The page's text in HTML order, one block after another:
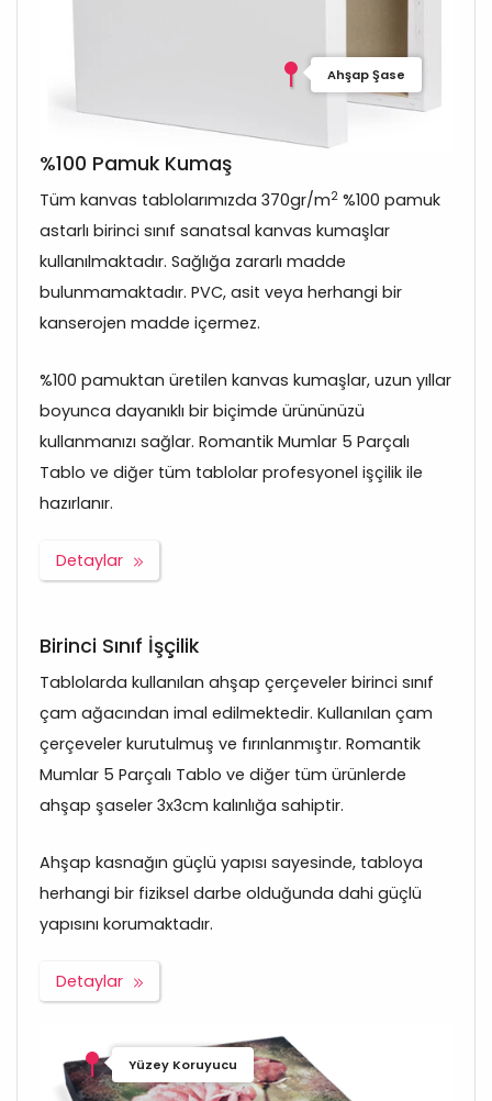
Ahşap Şase
%100 Pamuk Kumaş
Tüm kanvas tablolarımızda 370gr/m2 %100 pamuk
astarlı birinci sınıf sanatsal kanvas kumaşlar
kullanılmaktadır. Sağlığa zararlı madde
bulunmamaktadır. PVC, asit veya herhangi bir
kanserojen madde içermez.
%100 pamuktan üretilen kanvas kumaşlar, uzun yıllar
boyunca dayanıklı bir biçimde ürününüzü
kullanmanızı sağlar. Romantik Mumlar 5 Parçalı
Tablo ve diğer tüm tablolar profesyonel işçilik ile
hazırlanır.
Detaylar
Birinci Sınıf İşçilik
Tablolarda kullanılan ahşap çerçeveler birinci sınıf
çam ağacından imal edilmektedir. Kullanılan çam
çerçeveler kurutulmuş ve fırınlanmıştır. Romantik
Mumlar 5 Parçalı Tablo ve diğer tüm ürünlerde
ahşap şaseler 3x3cm kalınlığa sahiptir.
Ahşap kasnağın güçlü yapısı sayesinde, tabloya
herhangi bir fiziksel darbe olduğunda dahi güçlü
yapısını korumaktadır.
Detaylar
Yüzey Koruyucu